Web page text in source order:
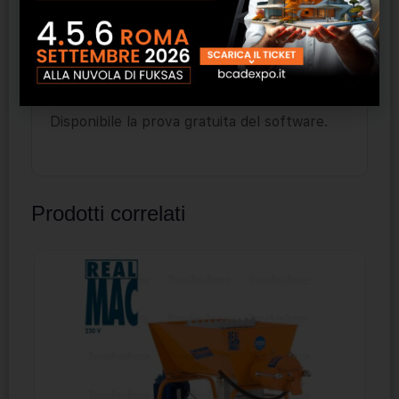
Redazione del contratto di appalto per la
raccolta, il recupero e lo smaltimento dei
rifiuti.
Disponibile la prova gratuita del software.
Prodotti correlati